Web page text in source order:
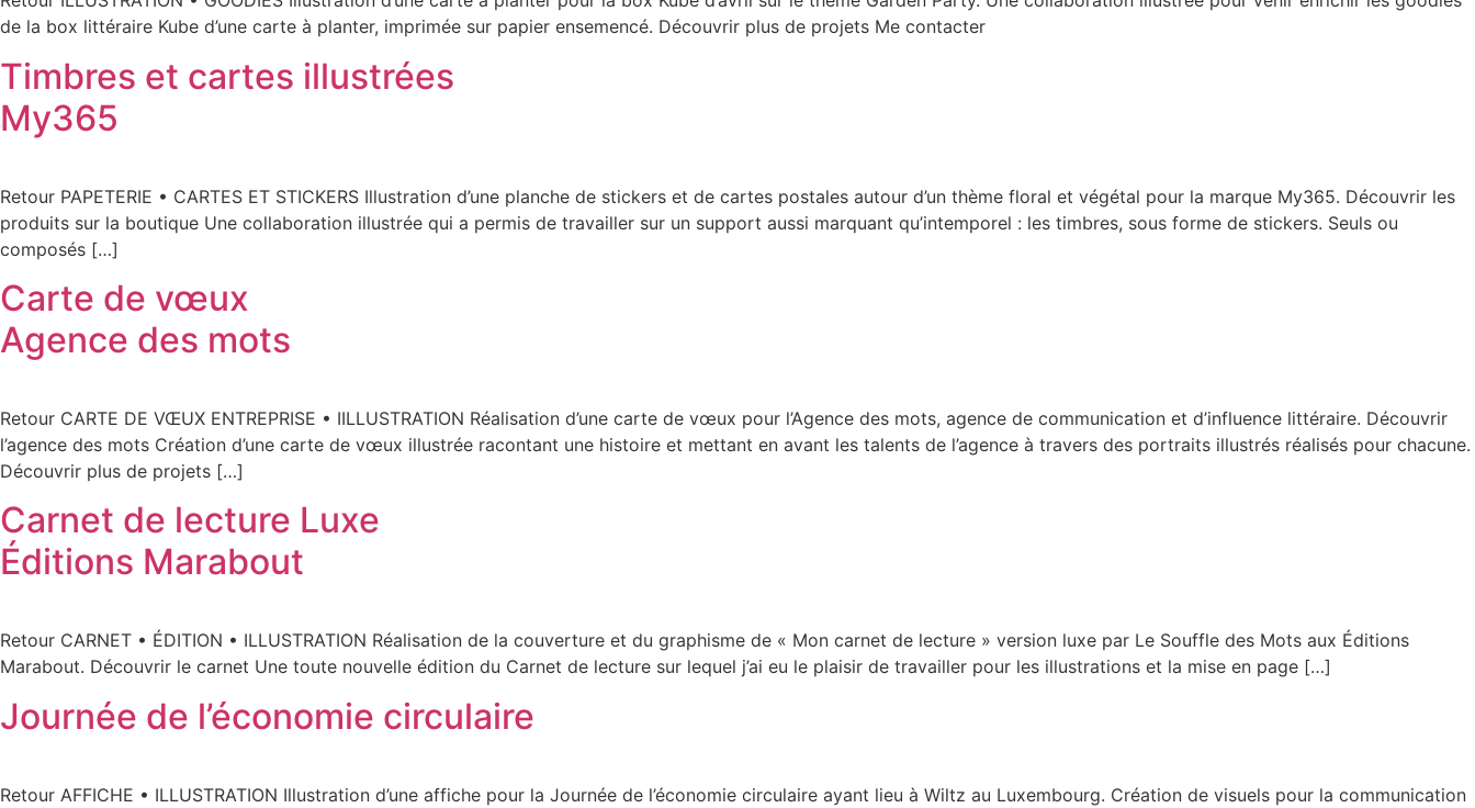
de la box littéraire Kube d’une carte à planter, imprimée sur papier ensemencé. Découvrir plus de projets Me contacter
Timbres et cartes illustrées
My365
Retour PAPETERIE • CARTES ET STICKERS Illustration d’une planche de stickers et de cartes postales autour d’un thème floral et végétal pour la marque My365. Découvrir les
produits sur la boutique Une collaboration illustrée qui a permis de travailler sur un support aussi marquant qu’intemporel : les timbres, sous forme de stickers. Seuls ou
composés […]
Carte de vœux
Agence des mots
Retour CARTE DE VŒUX ENTREPRISE • IILLUSTRATION Réalisation d’une carte de vœux pour l’Agence des mots, agence de communication et d’influence littéraire. Découvrir
l’agence des mots Création d’une carte de vœux illustrée racontant une histoire et mettant en avant les talents de l’agence à travers des portraits illustrés réalisés pour chacune.
Découvrir plus de projets […]
Carnet de lecture Luxe
Éditions Marabout
Retour CARNET • ÉDITION • ILLUSTRATION Réalisation de la couverture et du graphisme de « Mon carnet de lecture » version luxe par Le Souffle des Mots aux Éditions
Marabout. Découvrir le carnet Une toute nouvelle édition du Carnet de lecture sur lequel j’ai eu le plaisir de travailler pour les illustrations et la mise en page […]
Journée de l’économie circulaire
Retour AFFICHE • ILLUSTRATION Illustration d’une affiche pour la Journée de l’économie circulaire ayant lieu à Wiltz au Luxembourg. Création de visuels pour la communication